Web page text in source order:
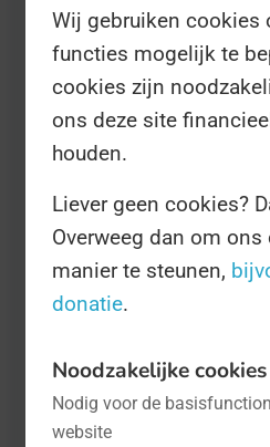
Europese Dag van
Erfgoed
- op 14
moment nog geen
informatie
nog eens, of klik op
Wij gebruiken cookies
functies mogelijk te
cookies zijn
ons deze site
houden.
Liever geen cookies?
Overweeg dan om ons
manier te steunen,
donatie.
Noodzakelijke cookies
Nodig voor de
website